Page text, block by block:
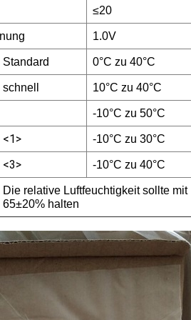
≤20
1.0V
Standard 0°C zu 40°C
schnell 10°C zu 40°C
-10°C zu 50°C
<1> -10°C zu 30°C
<3> -10°C zu 40°C
Die relative Luftfeuchtigkeit sollte mit
65±20% halten